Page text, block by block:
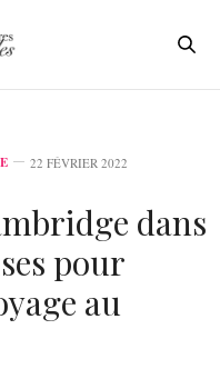
22 FÉVRIER 2022
dans
pour
au